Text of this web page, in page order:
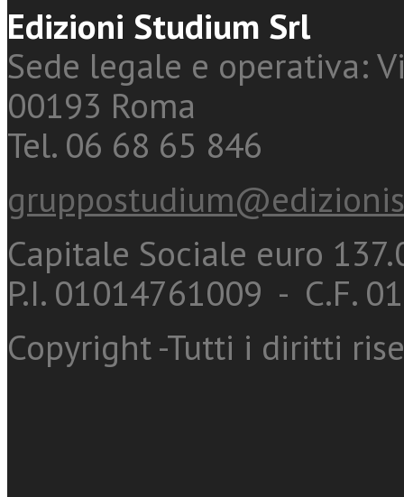
Edizioni Studium Srl
Sede legale e operativa:
00193 Roma
Tel. 06 68 65 846
Capitale Sociale euro
P.I. 01014761009 - C.F.
Copyright -Tutti i diritti